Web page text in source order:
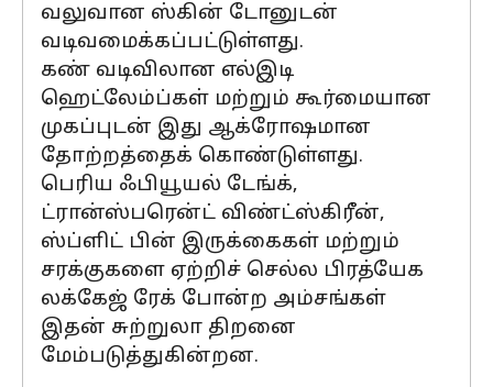
வலுவான ஸ்கின் டோனுடன்
வடிவமைக்கப்பட்டுள்ளது.
கண் வடிவிலான எல்இடி
ஹெட்லேம்ப்கள் மற்றும் கூர்மையான
முகப்புடன் இது ஆக்ரோஷமான
தோற்றத்தைக் கொண்டுள்ளது.
பெரிய ஃபியூயல் டேங்க்,
ட்ரான்ஸ்பரென்ட் விண்ட்ஸ்கிரீன்,
ஸ்ப்ளிட் பின் இருக்கைகள் மற்றும்
சரக்குகளை ஏற்றிச் செல்ல பிரத்யேக
லக்கேஜ் ரேக் போன்ற அம்சங்கள்
இதன் சுற்றுலா திறனை
மேம்படுத்துகின்றன.